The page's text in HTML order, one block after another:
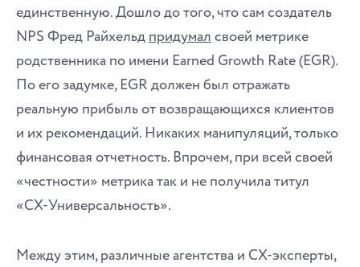
единственную. Дошло до того, что сам создатель
NPS Фред Райхельдпридумалсвоей метрике
родственника по имени Earned Growth Rate (EGR).
По его задумке, EGR должен был отражать
реальную прибыль от возвращающихся клиентов
и их рекомендаций. Никаких манипуляций, только
финансовая отчетность. Впрочем, при всей своей
«честности» метрика так и не получила титул
«CX-Универсальность».
Между этим, различные агентства и CX-эксперты,